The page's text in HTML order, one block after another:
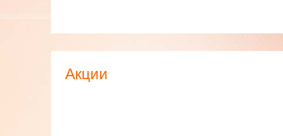
Акции